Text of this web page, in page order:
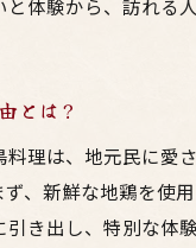
と体験から、訪れる
とは？
理は、地元民に愛
、新鮮な地鶏を使
き出し、特別な体験